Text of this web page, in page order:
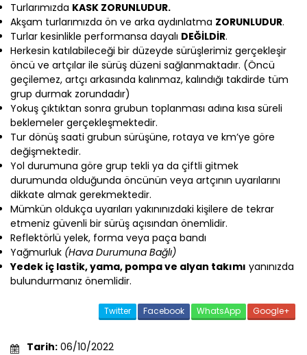
Turlarımızda KASK ZORUNLUDUR.
Akşam turlarımızda ön ve arka aydınlatma ZORUNLUDUR.
Turlar kesinlikle performansa dayalı DEĞİLDİR.
Herkesin katılabileceği bir düzeyde sürüşlerimiz gerçekleşir
öncü ve artçılar ile sürüş düzeni sağlanmaktadır. (Öncü
geçilemez, artçı arkasında kalınmaz, kalındığı takdirde tüm
grup durmak zorundadır)
Yokuş çıktıktan sonra grubun toplanması adına kısa süreli
beklemeler gerçekleşmektedir.
Tur dönüş saati grubun sürüşüne, rotaya ve km’ye göre
değişmektedir.
Yol durumuna göre grup tekli ya da çiftli gitmek
durumunda olduğunda öncünün veya artçının uyarılarını
dikkate almak gerekmektedir.
Mümkün oldukça uyarıları yakınınızdaki kişilere de tekrar
etmeniz güvenli bir sürüş açısından önemlidir.
Reflektörlü yelek, forma veya paça bandı
Yağmurluk (Hava Durumuna Bağlı)
Yedek iç lastik, yama, pompa ve alyan takımı yanınızda
bulundurmanız önemlidir.
Twitter Facebook WhatsApp Google+
Tarih: 06/10/2022